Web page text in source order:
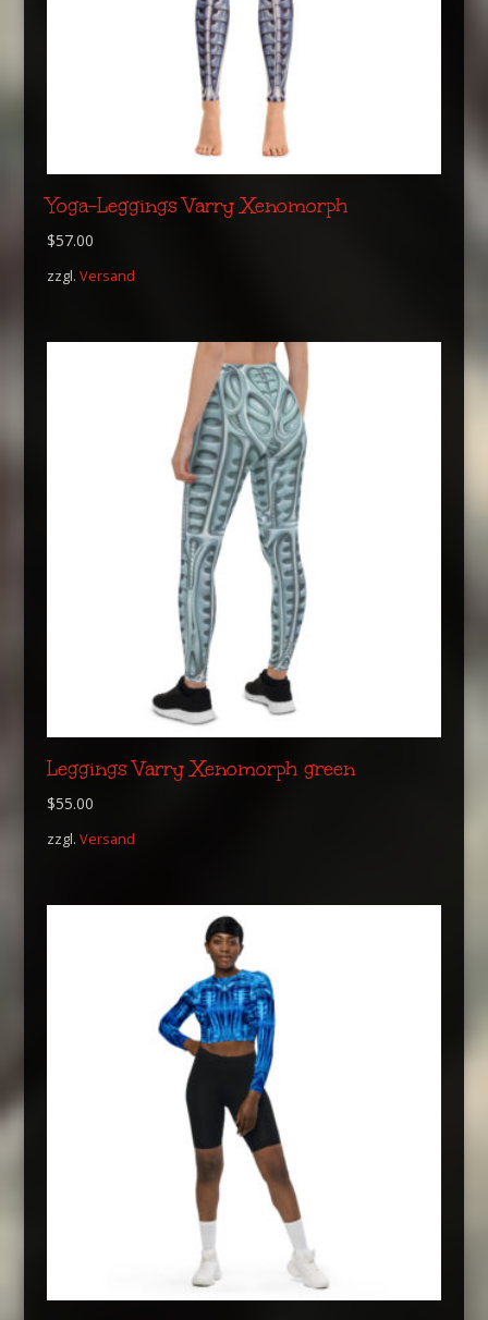
Yoga-Leggings Varry Xenomorph
$57.00
zzgl. Versand
Leggings Varry Xenomorph green
$55.00
zzgl. Versand